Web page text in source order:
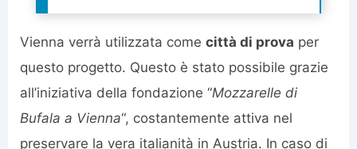
Vienna verrà utilizzata come città di prova per
questo progetto. Questo è stato possibile grazie
all’iniziativa della fondazione “Mozzarelle di
Bufala a Vienna“, costantemente attiva nel
preservare la vera italianità in Austria. In caso di